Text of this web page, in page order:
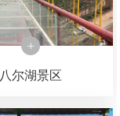
八尔湖景区